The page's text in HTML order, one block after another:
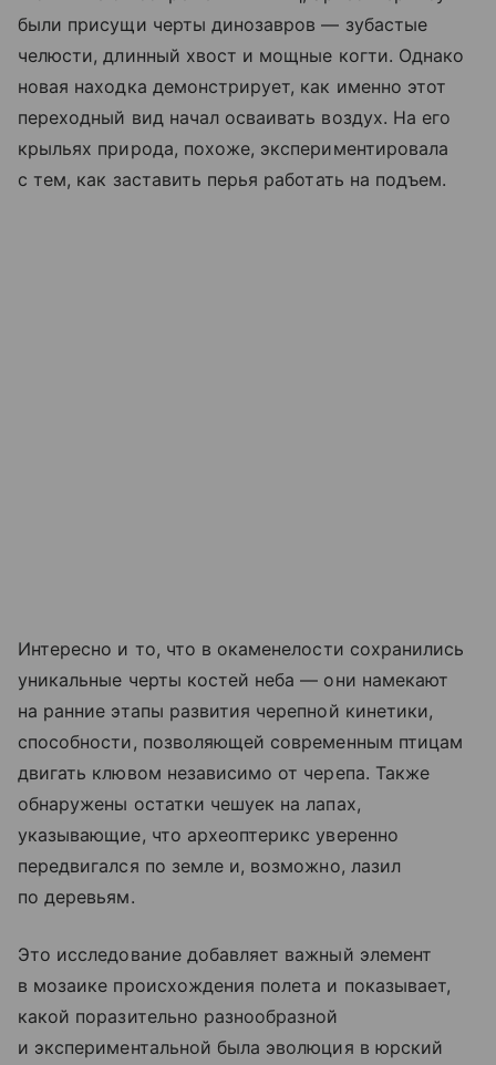
были присущи черты динозавров — зубастые
челюсти, длинный хвост и мощные когти. Однако
новая находка демонстрирует, как именно этот
переходный вид начал осваивать воздух. На его
крыльях природа, похоже, экспериментировала
с тем, как заставить перья работать на подъем.
Интересно и то, что в окаменелости сохранились
уникальные черты костей неба — они намекают
на ранние этапы развития черепной кинетики,
способности, позволяющей современным птицам
двигать клювом независимо от черепа. Также
обнаружены остатки чешуек на лапах,
указывающие, что археоптерикс уверенно
передвигался по земле и, возможно, лазил
по деревьям.
Это исследование добавляет важный элемент
в мозаике происхождения полета и показывает,
какой поразительно разнообразной
и экспериментальной была эволюция в юрский